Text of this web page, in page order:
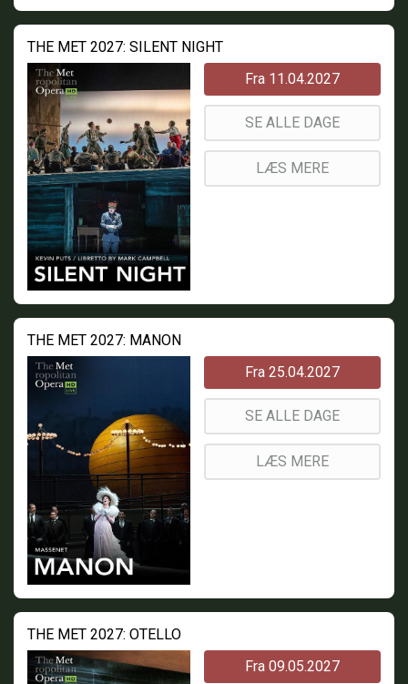
THE MET 2027: SILENT NIGHT
Fra 11.04.2027
SE ALLE DAGE
LÆS MERE
THE MET 2027: MANON
Fra 25.04.2027
SE ALLE DAGE
LÆS MERE
THE MET 2027: OTELLO
Fra 09.05.2027